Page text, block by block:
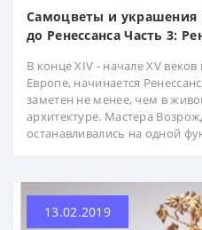
Самоцветы и украшения
до Ренессанса Часть 3:
В конце XIV - начале XV
Европе, начинается
заметен не менее, чем в
архитектуре. Мастера
останавливались на одной
13.02.2019